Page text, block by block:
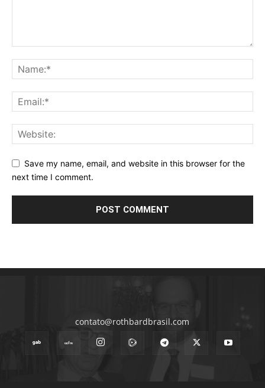
Save my name, email, and website in this browser for the
next time I comment.
contato@rothbardbrasil.com